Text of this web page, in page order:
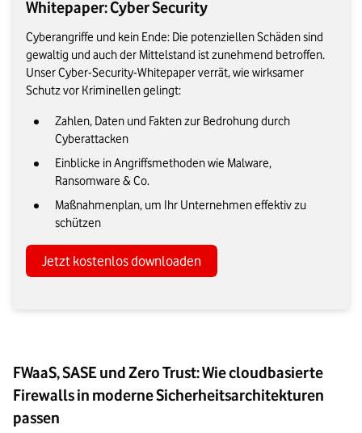
Whitepaper: Cyber Security
Cyberangriffe und kein Ende: Die potenziellen Schäden sind
gewaltig und auch der Mittelstand ist zunehmend betroffen.
Unser Cyber-Security-Whitepaper verrät, wie wirksamer
Schutz vor Kriminellen gelingt:
Zahlen, Daten und Fakten zur Bedrohung durch
Cyberattacken
Einblicke in Angriffsmethoden wie Malware,
Ransomware & Co.
Maßnahmenplan, um Ihr Unternehmen effektiv zu
schützen
Jetzt kostenlos downloaden
FWaaS, SASE und Zero Trust: Wie cloudbasierte
Firewalls in moderne Sicherheitsarchitekturen
passen